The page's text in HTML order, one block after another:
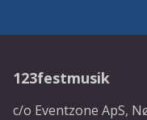
123festmusik
c/o Eventzone ApS,